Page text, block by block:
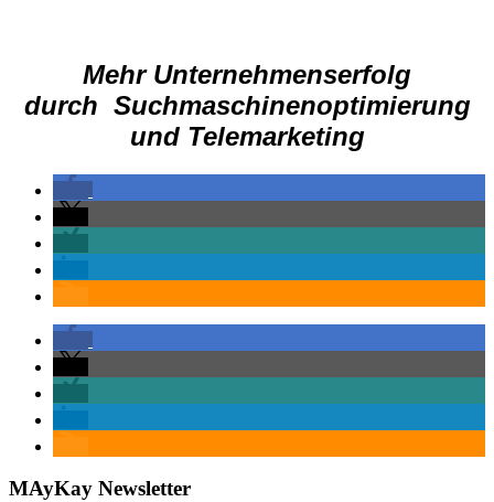
Mehr Unternehmenserfolg
durch Suchmaschinenoptimierung
und Telemarketing
MAyKay Newsletter